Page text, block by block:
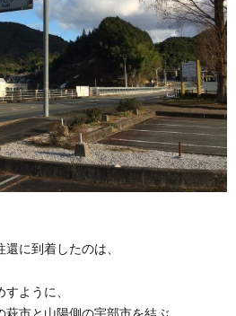
に到着したのは、
ように、
市と山陽側の宇部市を結ぶ